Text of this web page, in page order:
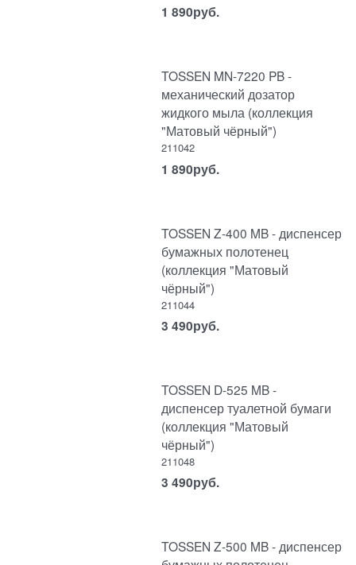
1 890руб.
TOSSEN MN-7220 PB -
механический дозатор
жидкого мыла (коллекция
"Матовый чёрный")
211042
1 890руб.
TOSSEN Z-400 MB - диспенсер
бумажных полотенец
(коллекция "Матовый
чёрный")
211044
3 490руб.
TOSSEN D-525 MB -
диспенсер туалетной бумаги
(коллекция "Матовый
чёрный")
211048
3 490руб.
TOSSEN Z-500 MB - диспенсер